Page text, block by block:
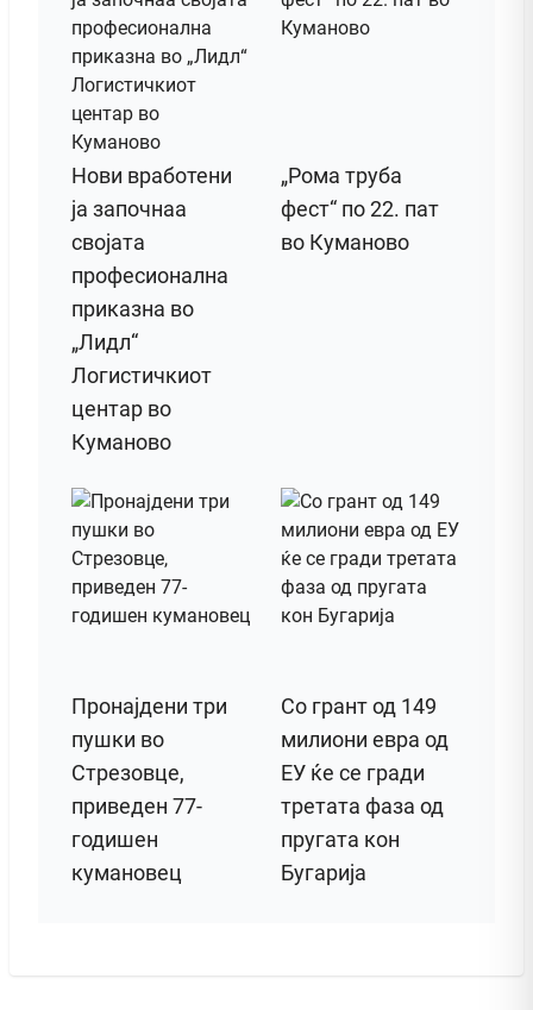
Нови вработени
ја започнаа
својата
професионална
приказна во
„Лидл“
Логистичкиот
центар во
Куманово
„Рома труба
фест“ по 22. пат
во Куманово
Пронајдени три
пушки во
Стрезовце,
приведен 77-
годишен
кумановец
Со грант од 149
милиони евра од
ЕУ ќе се гради
третата фаза од
пругата кон
Бугарија